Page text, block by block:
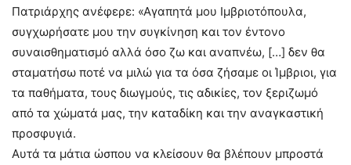
Πατριάρχης ανέφερε: «Αγαπητά μου Ιμβριοτόπουλα,
συγχωρήσατε μου την συγκίνηση και τον έντονο
συναισθηματισμό αλλά όσο ζω και αναπνέω, […] δεν θα
σταματήσω ποτέ να μιλώ για τα όσα ζήσαμε οι Ίμβριοι, για
τα παθήματα, τους διωγμούς, τις αδικίες, τον ξεριζωμό
από τα χώματά μας, την καταδίκη και την αναγκαστική
προσφυγιά.
Αυτά τα μάτια ώσπου να κλείσουν θα βλέπουν μπροστά